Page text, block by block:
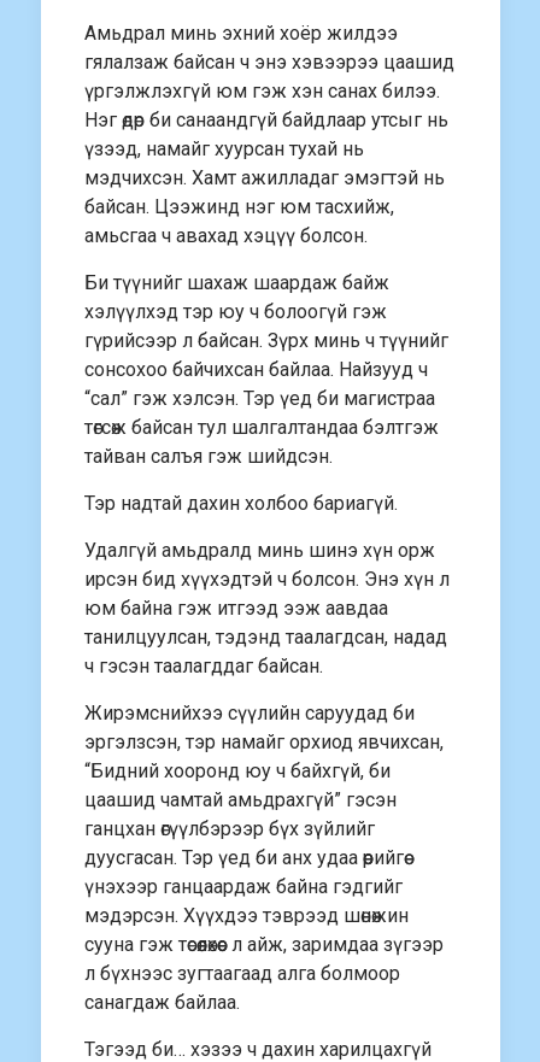
Амьдрал минь эхний хоёр жилдээ
гялалзаж байсан ч энэ хэвээрээ цаашид
үргэлжлэхгүй юм гэж хэн санах билээ.
Нэг өдөр би санаандгүй байдлаар утсыг нь
үзээд, намайг хуурсан тухай нь
мэдчихсэн. Хамт ажилладаг эмэгтэй нь
байсан. Цээжинд нэг юм тасхийж,
амьсгаа ч авахад хэцүү болсон.
Би түүнийг шахаж шаардаж байж
хэлүүлхэд тэр юу ч болоогүй гэж
гүрийсээр л байсан. Зүрх минь ч түүнийг
сонсохоо байчихсан байлаа. Найзууд ч
“сал” гэж хэлсэн. Тэр үед би магистраа
төгсөж байсан тул шалгалтандаа бэлтгэж
тайван салъя гэж шийдсэн.
Тэр надтай дахин холбоо бариагүй.
Удалгүй амьдралд минь шинэ хүн орж
ирсэн бид хүүхэдтэй ч болсон. Энэ хүн л
юм байна гэж итгээд ээж аавдаа
танилцуулсан, тэдэнд таалагдсан, надад
ч гэсэн таалагддаг байсан.
Жирэмснийхээ сүүлийн саруудад би
эргэлзсэн, тэр намайг орхиод явчихсан,
“Бидний хооронд юу ч байхгүй, би
цаашид чамтай амьдрахгүй” гэсэн
ганцхан өгүүлбэрээр бүх зүйлийг
дуусгасан. Тэр үед би анх удаа өөрийгөө
үнэхээр ганцаардаж байна гэдгийг
мэдэрсэн. Хүүхдээ тэврээд шөнөжин
сууна гэж төсөөлөхөөс л айж, заримдаа зүгээр
л бүхнээс зугтаагаад алга болмоор
санагдаж байлаа.
Тэгээд би… хэзээ ч дахин харилцахгүй